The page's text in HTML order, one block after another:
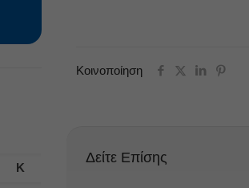
Κοινοποίηση
Δείτε Επίσης
Κ